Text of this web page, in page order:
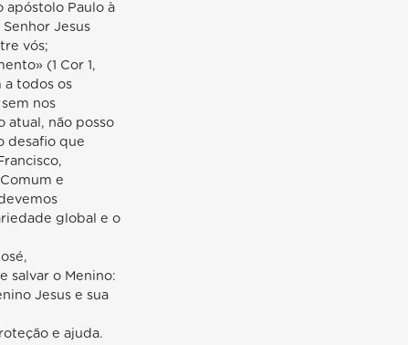
apóstolo Paulo à
Jesus
vós;
(1 Cor 1,
a todos os
nos
atual, não posso
desafio que
e
global e o
salvar o Menino:
Jesus e sua
e ajuda.